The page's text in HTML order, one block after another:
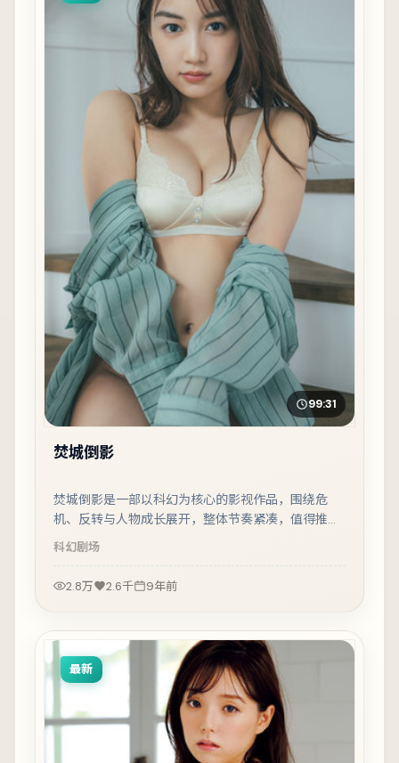
99:31
焚城倒影
焚城倒影是一部以科幻为核心的影视作品，围绕危
机、反转与人物成长展开，整体节奏紧凑，值得推荐
观看。
科幻剧场
2.8万 2.6千 9年前
最新